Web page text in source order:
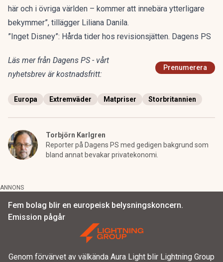
här och i övriga världen – kommer att innebära ytterligare
bekymmer”, tillägger Liliana Danila.
”Inget Disney”: Hårda tider hos revisionsjätten. Dagens PS
Läs mer från Dagens PS - vårt
nyhetsbrev är kostnadsfritt:
Prenumerera
Europa Extremväder Matpriser Storbritannien
Torbjörn Karlgren
Reporter på Dagens PS med gedigen bakgrund som
bland annat bevakar privatekonomi.
ANNONS
Fem bolag blir en europeisk belysningskoncern.
Emission pågår
Genom förvärvet av välkända Aura Light blir Lightning Group